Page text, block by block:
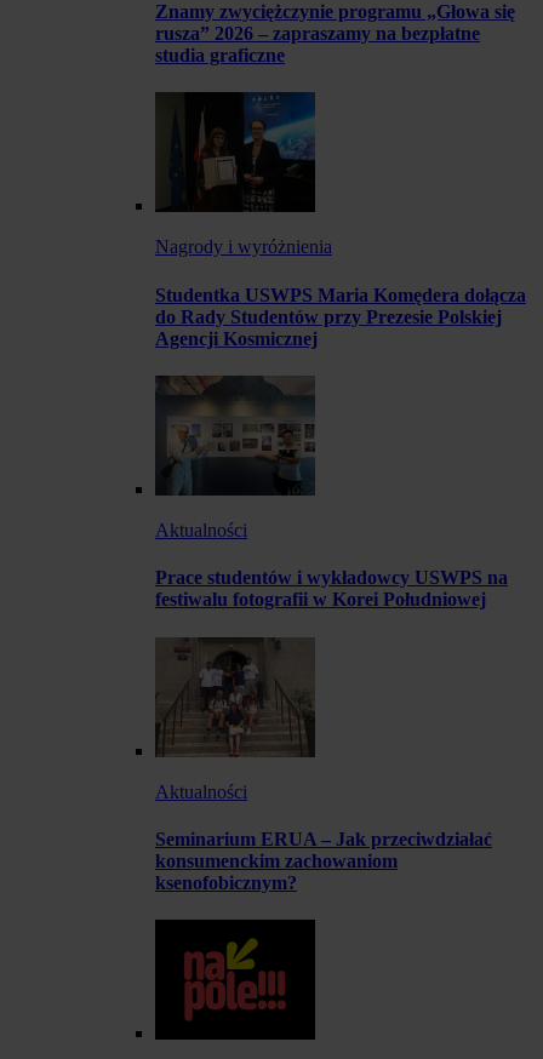
Znamy zwyciężczynie programu „Głowa się
rusza” 2026 – zapraszamy na bezpłatne
studia graficzne
Nagrody i wyróżnienia
Studentka USWPS Maria Komędera dołącza
do Rady Studentów przy Prezesie Polskiej
Agencji Kosmicznej
Aktualności
Prace studentów i wykładowcy USWPS na
festiwalu fotografii w Korei Południowej
Aktualności
Seminarium ERUA – Jak przeciwdziałać
konsumenckim zachowaniom
ksenofobicznym?